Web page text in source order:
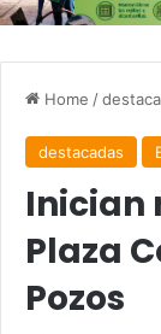
Home /
destacadas
Inician
Plaza
Pozos